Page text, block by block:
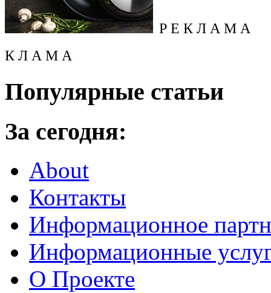
Р Е К Л А М А
К Л А М А
Популярные статьи
За сегодня:
About
Контакты
Информационное
Информационные
О Проекте